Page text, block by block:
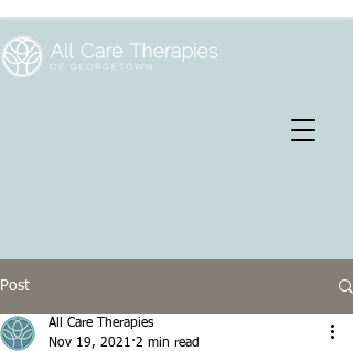
Post
All Care Therapies
Nov 19, 2021 2 min read